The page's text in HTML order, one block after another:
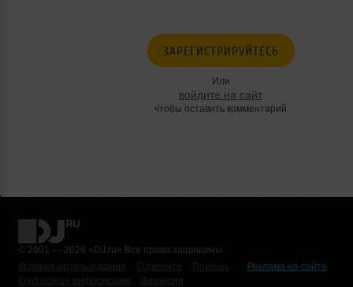
ЗАРЕГИСТРИРУЙТЕСЬ
Или
войдите на сайт
чтобы оставить комментарий
© 2001 — 2026 «DJ.ru» Все права защищены.
Условия использования
О проекте Помощь
Реклама на сайте
Контактная информация
Вакансии